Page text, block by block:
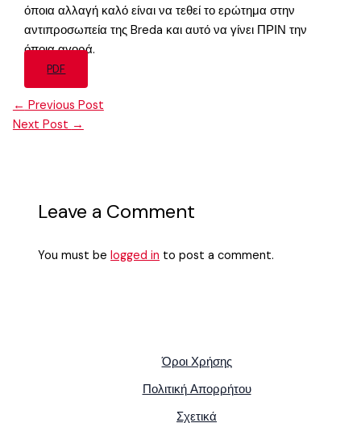
όποια αλλαγή καλό είναι να τεθεί το ερώτημα στην
αντιπροσωπεία της Breda και αυτό να γίνει ΠΡΙΝ την
όποια αγορά.
PDF
← Previous Post
Next Post →
Leave a Comment
You must belogged in to post a comment.
Όροι Χρήσης
Πολιτική Απορρήτου
Σχετικά